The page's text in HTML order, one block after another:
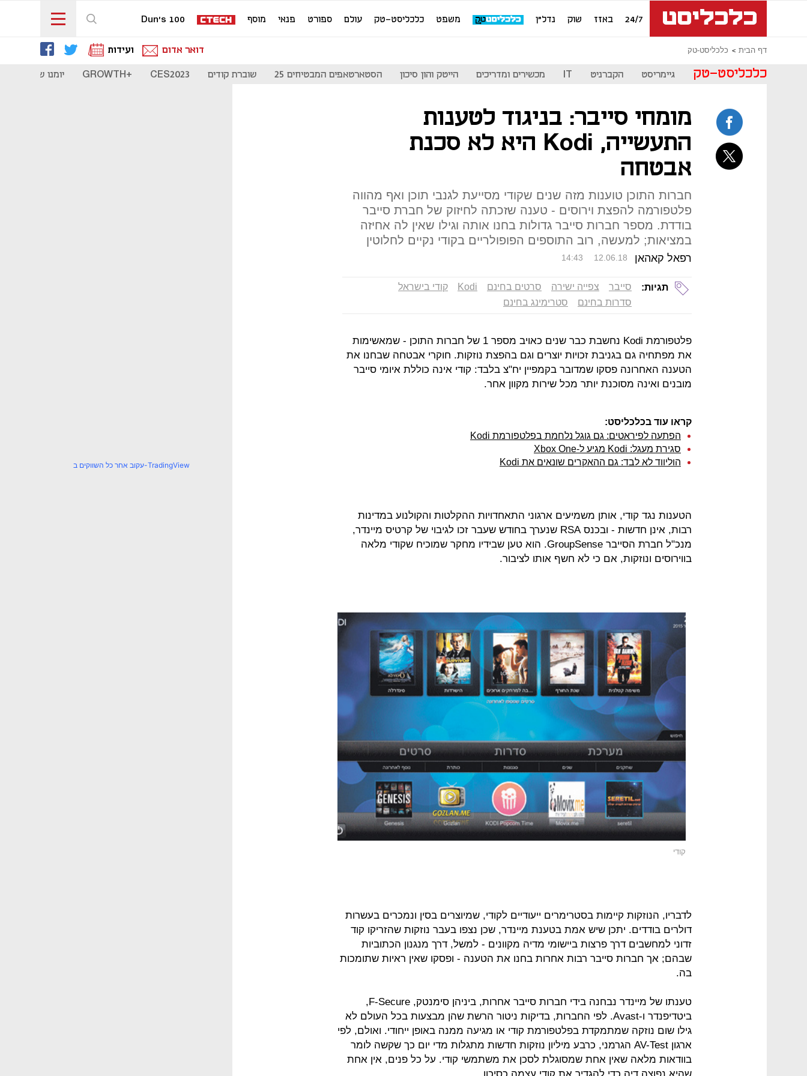
24/7 באזז שוק נדל"ן משפט כלכליסט-טק עולם ספורט פנאי מוסף Dun's 100
דף הבית כלכליסט-טק דואר אדום ועידות
כלכליסט-טק גיימריסט הקברניט IT מכשירים ומדריכים הייטק והון סיכון הסטארטאפים המבטיחים 25 שוברת קודים CES2023
+GROWTH יומנו של
מומחי סייבר: בניגוד לטענות
התעשייה, Kodi היא לא סכנת
אבטחה
חברות התוכן טוענות מזה שנים שקודי מסייעת לגנבי תוכן ואף מהווה
פלטפורמה להפצת וירוסים - טענה שזכתה לחיזוק של חברת סייבר
בודדת. מספר חברות סייבר גדולות בחנו אותה וגילו שאין לה אחיזה
במציאות; למעשה, רוב התוספים הפופולריים בקודי נקיים לחלוטין
רפאל קאהאן 14:43 12.06.18
תגיות: סייבר צפייה ישירה סרטים בחינם Kodi
קודי בישראל
סדרות בחינם
סטרימינג בחינם
פלטפורמת Kodi נחשבת כבר שנים כאויב מספר 1 של חברות התוכן - שמאשימות
את מפתחיה גם בגניבת זכויות יוצרים וגם בהפצת נוזקות. חוקרי אבטחה שבחנו את
הטענה האחרונה פסקו שמדובר בקמפיין יח"צ בלבד: קודי אינה כוללת איומי סייבר
מובנים ואינה מסוכנת יותר מכל שירות מקוון אחר.
קראו עוד בכלכליסט:
הפתעה לפיראטים: גם גוגל נלחמת בפלטפורמת Kodi
סגירת מעגל: Kodi מגיע ל-Xbox One
הוליווד לא לבד: גם ההאקרים שונאים את Kodi
הטענות נגד קודי, אותן משמיעים ארגוני התאחדויות ההקלטות והקולנוע במדינות
רבות, אינן חדשות - ובכנס RSA שנערך בחודש שעבר זכו לגיבוי של קרטיס מיינדר,
מנכ"ל חברת הסייבר GroupSense. הוא טען שבידיו מחקר שמוכיח שקודי מלאה
בווירוסים ונוזקות, אם כי לא חשף אותו לציבור.
קודי
לדבריו, הנוזקות קיימות בסטרימרים ייעודיים לקודי, שמיוצרים בסין ונמכרים בעשרות
דולרים בודדים. יתכן שיש אמת בטענת מיינדר, שכן נצפו בעבר נוזקות שהזריקו קוד
זדוני למחשבים דרך פרצות ביישומי מדיה מקוונים - למשל, דרך מנגנון הכתוביות
שבהם; אך חברות סייבר רבות אחרות בחנו את הטענה - ופסקו שאין ראיות שתומכות
בה.
טענתו של מיינדר נבחנה בידי חברות סייבר אחרות, ביניהן סימנטק, F-Secure,
ביטדיפנדר ו-Avast. לפי החברות, בדיקות ניטור הרשת שהן מבצעות בכל העולם לא
גילו שום נוזקה שמתמקדת בפלטפורמת קודי או מגיעה ממנה באופן ייחודי. ואולם, לפי
ארגון AV-Test הגרמני, כרבע מיליון נוזקות חדשות מתגלות מדי יום כך שקשה לומר
בוודאות מלאה שאין אחת שמסוגלת לסכן את משתמשי קודי. על כל פנים, אין אחת
עקוב אחר כל השווקים ב-TradingView